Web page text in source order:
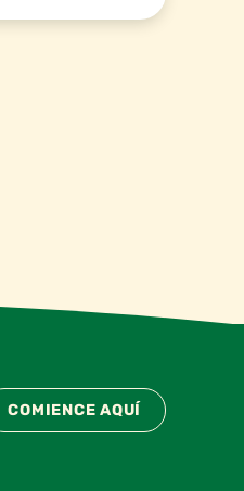
COMIENCE AQUÍ